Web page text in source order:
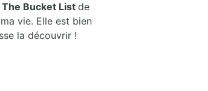
The Bucket List de
vie. Elle est bien
la découvrir !